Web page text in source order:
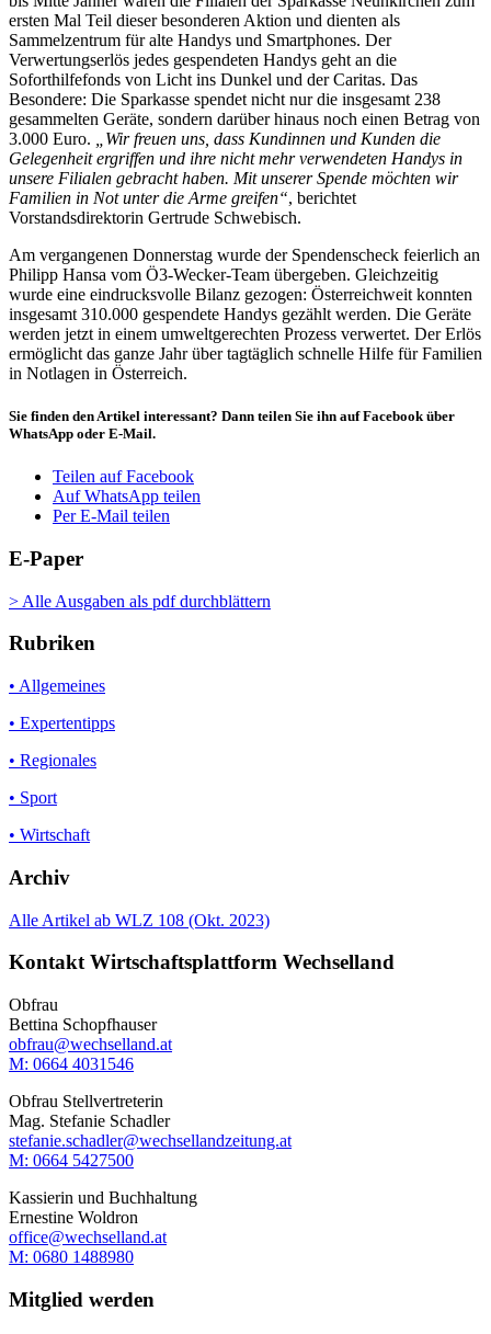
ersten Mal Teil dieser besonderen Aktion und dienten als
Sammelzentrum für alte Handys und Smartphones. Der
Verwertungserlös jedes gespendeten Handys geht an die
Soforthilfefonds von Licht ins Dunkel und der Caritas. Das
Besondere: Die Sparkasse spendet nicht nur die insgesamt 238
gesammelten Geräte, sondern darüber hinaus noch einen Betrag von
3.000 Euro.
„Wir freuen uns, dass Kundinnen und Kunden die
Gelegenheit ergriffen und ihre nicht mehr verwendeten Handys in
unsere Filialen gebracht haben. Mit unserer Spende möchten wir
Familien in Not unter die Arme greifen“, berichtet
Vorstandsdirektorin Gertrude Schwebisch.
Am vergangenen Donnerstag wurde der Spendenscheck feierlich an
Philipp Hansa vom Ö3-Wecker-Team übergeben. Gleichzeitig
wurde eine eindrucksvolle Bilanz gezogen: Österreichweit konnten
insgesamt 310.000 gespendete Handys gezählt werden. Die Geräte
werden jetzt in einem umweltgerechten Prozess verwertet. Der Erlös
ermöglicht das ganze Jahr über tagtäglich schnelle Hilfe für Familien
in Notlagen in Österreich.
Sie finden den Artikel interessant? Dann teilen Sie ihn auf Facebook über
WhatsApp oder E-Mail.
Teilen auf Facebook
Auf WhatsApp teilen
Per E-Mail teilen
E-Paper
> Alle Ausgaben als pdf durchblättern
Rubriken
• Allgemeines
• Expertentipps
• Regionales
• Sport
• Wirtschaft
Archiv
Alle Artikel ab WLZ 108 (Okt. 2023)
Kontakt Wirtschaftsplattform Wechselland
Obfrau
Bettina Schopfhauser
obfrau@wechselland.at
M: 0664 4031546
Obfrau Stellvertreterin
Mag. Stefanie Schadler
stefanie.schadler@wechsellandzeitung.at
M: ‭0664 5427500‬
Kassierin und Buchhaltung
Ernestine Woldron
office@wechselland.at
M: ‭0680 1488980‬
Mitglied werden